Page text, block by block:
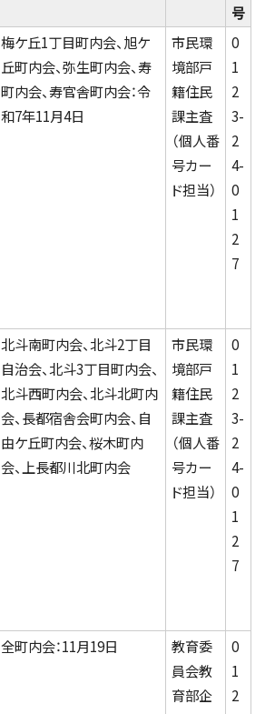
号
梅ケ丘1丁目町内会、旭ケ
丘町内会、弥生町内会、寿
町内会、寿官舎町内会：令
和7年11月4日
市民環
境部戸
籍住民
課主査
（個人番
号カー
ド担当）
0
1
2
3-
2
4-
0
1
2
7
北斗南町内会、北斗2丁目
自治会、北斗3丁目町内会、
北斗西町内会、北斗北町内
会、長都宿舎会町内会、自
由ケ丘町内会、桜木町内
会、上長都川北町内会
市民環
境部戸
籍住民
課主査
（個人番
号カー
ド担当）
0
1
2
3-
2
4-
0
1
2
7
全町内会：11月19日
教育委
員会教
育部企
0
1
2